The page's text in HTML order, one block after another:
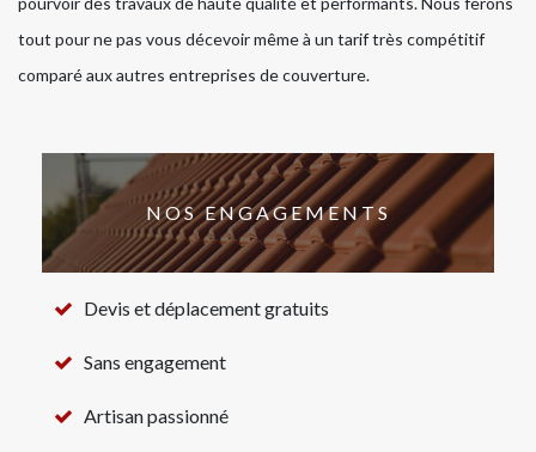
tout pour ne pas vous décevoir même à un tarif très compétitif
comparé aux autres entreprises de couverture.
NOS ENGAGEMENTS
Devis et déplacement gratuits
Sans engagement
Artisan passionné